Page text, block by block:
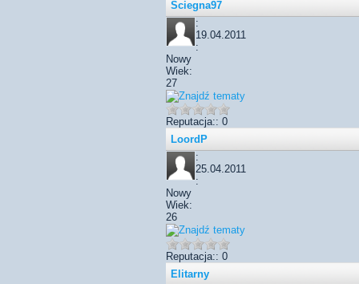
Sciegna97
:
19.04.2011
:
Nowy
Wiek:
27
Reputacja:: 0
LoordP
:
25.04.2011
:
Nowy
Wiek:
26
Reputacja:: 0
Elitarny